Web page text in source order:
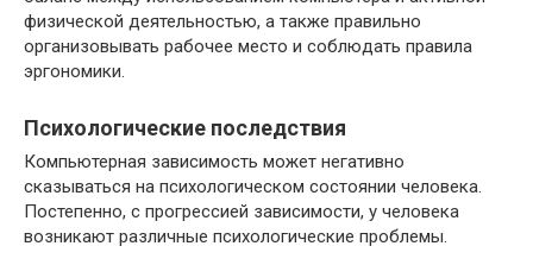
физической деятельностью, а также правильно
организовывать рабочее место и соблюдать правила
эргономики.
Психологические последствия
Компьютерная зависимость может негативно
сказываться на психологическом состоянии человека.
Постепенно, с прогрессией зависимости, у человека
возникают различные психологические проблемы.